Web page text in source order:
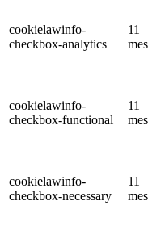
cookielawinfo-
checkbox-analytics
11
cookielawinfo-
checkbox-functional
11
cookielawinfo-
checkbox-necessary
11